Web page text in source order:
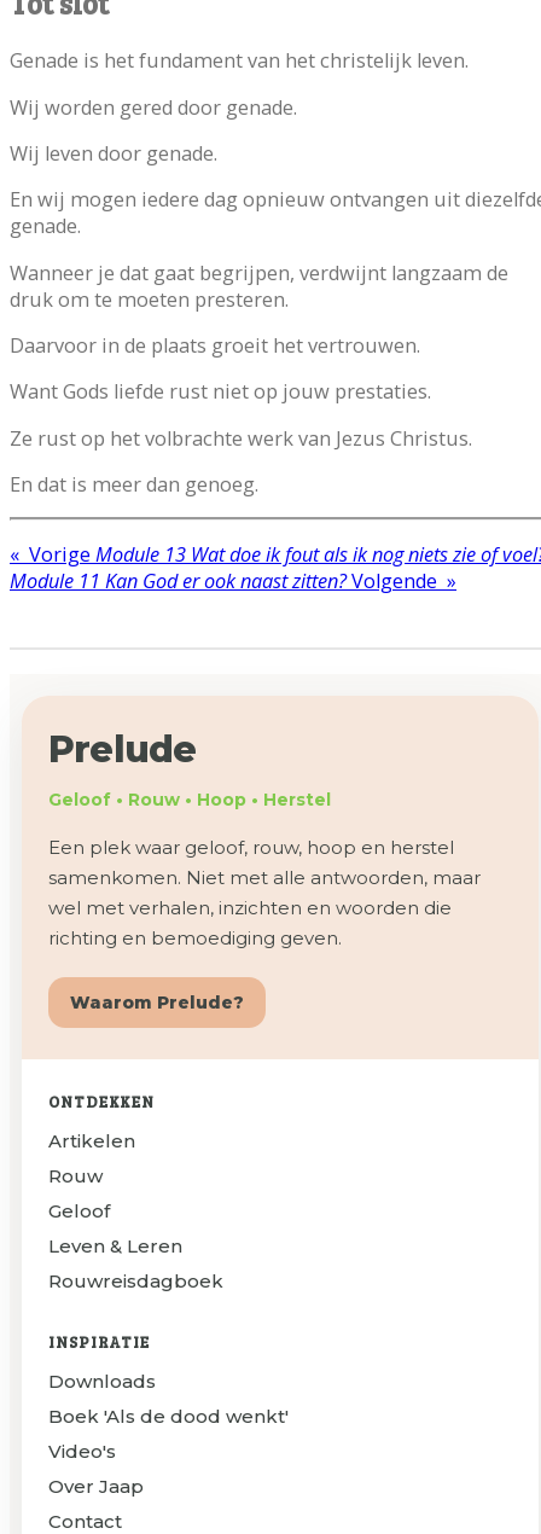
Genade is het fundament van het christelijk leven.
Wij worden gered door genade.
Wij leven door genade.
En wij mogen iedere dag opnieuw ontvangen uit
genade.
Wanneer je dat gaat begrijpen, verdwijnt langzaam de
druk om te moeten presteren.
Daarvoor in de plaats groeit het vertrouwen.
Want Gods liefde rust niet op jouw prestaties.
Ze rust op het volbrachte werk van Jezus Christus.
En dat is meer dan genoeg.
« Vorige Module 13 Wat doe ik fout als ik nog niets zie of
Module 11 Kan God er ook naast zitten?Volgende »
Prelude
Geloof • Rouw • Hoop • Herstel
Een plek waar geloof, rouw, hoop en herstel
samenkomen. Niet met alle antwoorden, maar
wel met verhalen, inzichten en woorden die
richting en bemoediging geven.
Waarom Prelude?
ONTDEKKEN
Artikelen
Rouw
Geloof
Leven & Leren
Rouwreisdagboek
INSPIRATIE
Downloads
Boek 'Als de dood wenkt'
Video's
Over Jaap
Contact